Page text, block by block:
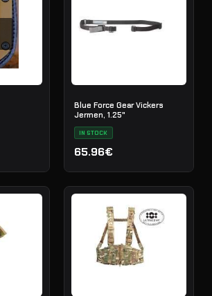
Blue Force Gear Vickers
Jermen, 1.25"
IN STOCK
65.96€